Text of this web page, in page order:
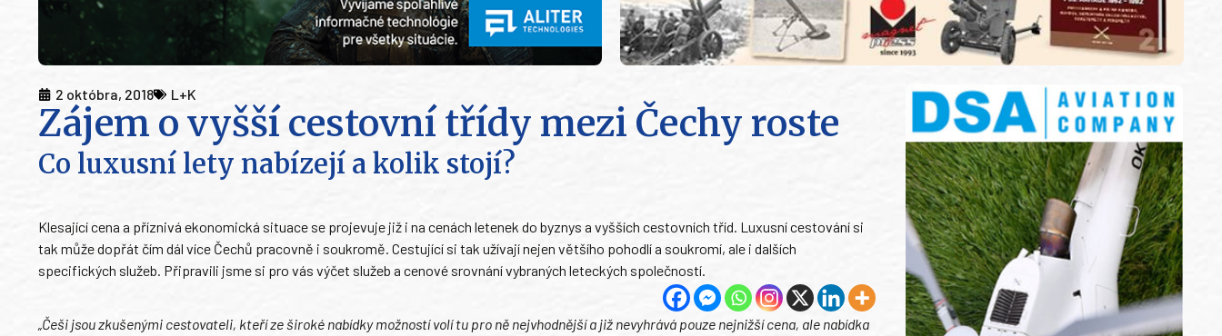
2 októbra, 2018 L+K
Zájem o vyšší cestovní třídy mezi Čechy roste
Co luxusní lety nabízejí a kolik stojí?
Klesající cena a příznivá ekonomická situace se projevuje již i na cenách letenek do byznys a vyšších cestovních tříd. Luxusní cestování si
tak může dopřát čím dál více Čechů pracovně i soukromě. Cestující si tak užívají nejen většího pohodlí a soukromí, ale i dalších
specifických služeb. Připravili jsme si pro vás výčet služeb a cenové srovnání vybraných leteckých společností.
„Češi jsou zkušenými cestovateli, kteří ze široké nabídky možností volí tu pro ně nejvhodnější a již nevyhrává pouze nejnižší cena, ale nabídka